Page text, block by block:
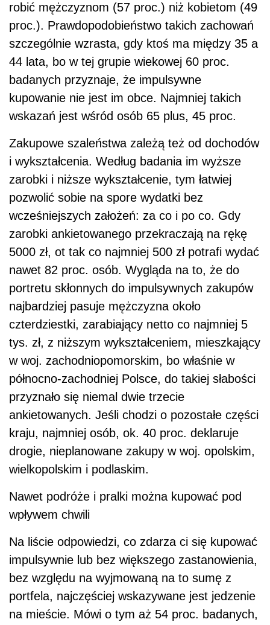
robić mężczyznom (57 proc.) niż kobietom (49
proc.). Prawdopodobieństwo takich zachowań
szczególnie wzrasta, gdy ktoś ma między 35 a
44 lata, bo w tej grupie wiekowej 60 proc.
badanych przyznaje, że impulsywne
kupowanie nie jest im obce. Najmniej takich
wskazań jest wśród osób 65 plus, 45 proc.
Zakupowe szaleństwa zależą też od dochodów
i wykształcenia. Według badania im wyższe
zarobki i niższe wykształcenie, tym łatwiej
pozwolić sobie na spore wydatki bez
wcześniejszych założeń: za co i po co. Gdy
zarobki ankietowanego przekraczają na rękę
5000 zł, ot tak co najmniej 500 zł potrafi wydać
nawet 82 proc. osób. Wygląda na to, że do
portretu skłonnych do impulsywnych zakupów
najbardziej pasuje mężczyzna około
czterdziestki, zarabiający netto co najmniej 5
tys. zł, z niższym wykształceniem, mieszkający
w woj. zachodniopomorskim, bo właśnie w
północno-zachodniej Polsce, do takiej słabości
przyznało się niemal dwie trzecie
ankietowanych. Jeśli chodzi o pozostałe części
kraju, najmniej osób, ok. 40 proc. deklaruje
drogie, nieplanowane zakupy w woj. opolskim,
wielkopolskim i podlaskim.
Nawet podróże i pralki można kupować pod
wpływem chwili
Na liście odpowiedzi, co zdarza ci się kupować
impulsywnie lub bez większego zastanowienia,
bez względu na wyjmowaną na to sumę z
portfela, najczęściej wskazywane jest jedzenie
na mieście. Mówi o tym aż 54 proc. badanych,